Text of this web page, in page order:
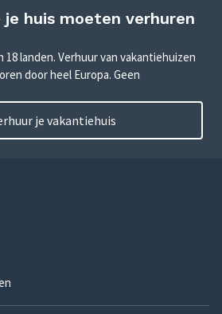
je huis moeten verhuren
18 landen. Verhuur van vakantiehuizen
door heel Europa. Geen
je vakantiehuis